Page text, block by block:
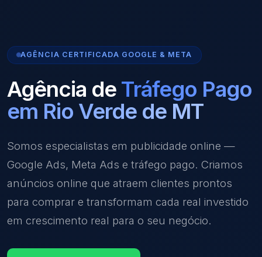
AGÊNCIA CERTIFICADA GOOGLE & META
Agência de Tráfego Pago
em Rio Verde de MT
Somos especialistas em publicidade online —
Google Ads, Meta Ads e tráfego pago. Criamos
anúncios online que atraem clientes prontos
para comprar e transformam cada real investido
em crescimento real para o seu negócio.